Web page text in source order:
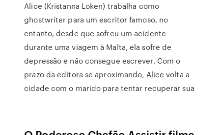
Alice (Kristanna Loken) trabalha como
ghostwriter para um escritor famoso, no
entanto, desde que sofreu um acidente
durante uma viagem à Malta, ela sofre de
depressão e não consegue escrever. Com o
prazo da editora se aproximando, Alice volta a
cidade com o marido para tentar recuperar sua